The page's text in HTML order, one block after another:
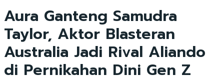
Aura Ganteng Samudra
Taylor, Aktor Blasteran
Australia Jadi Rival Aliando
di Pernikahan Dini Gen Z